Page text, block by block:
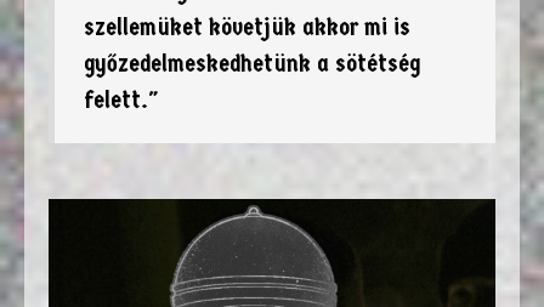
szellemüket követjük akkor mi is
győzedelmeskedhetünk a sötétség
felett."